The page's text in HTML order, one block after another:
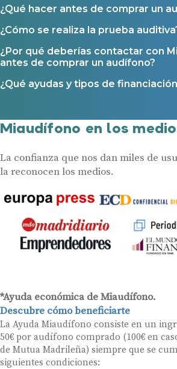
¿Qué hacer antes de comprar un
¿Cómo se realiza la prueba
¿Por qué deberías contactar con
antes de comprar un audífono?
¿Qué ayudas y tipos de
Miaudífono en los
La confianza que nos dan miles de
la reconocen los medios.
*Ayuda económica de Miaudífono.
Descubre cómo beneficiarte
La Ayuda Miaudífono consiste en un
50€ por audífono comprado (100€ en
de Mutua Madrileña) siempre que se
siguientes condiciones: